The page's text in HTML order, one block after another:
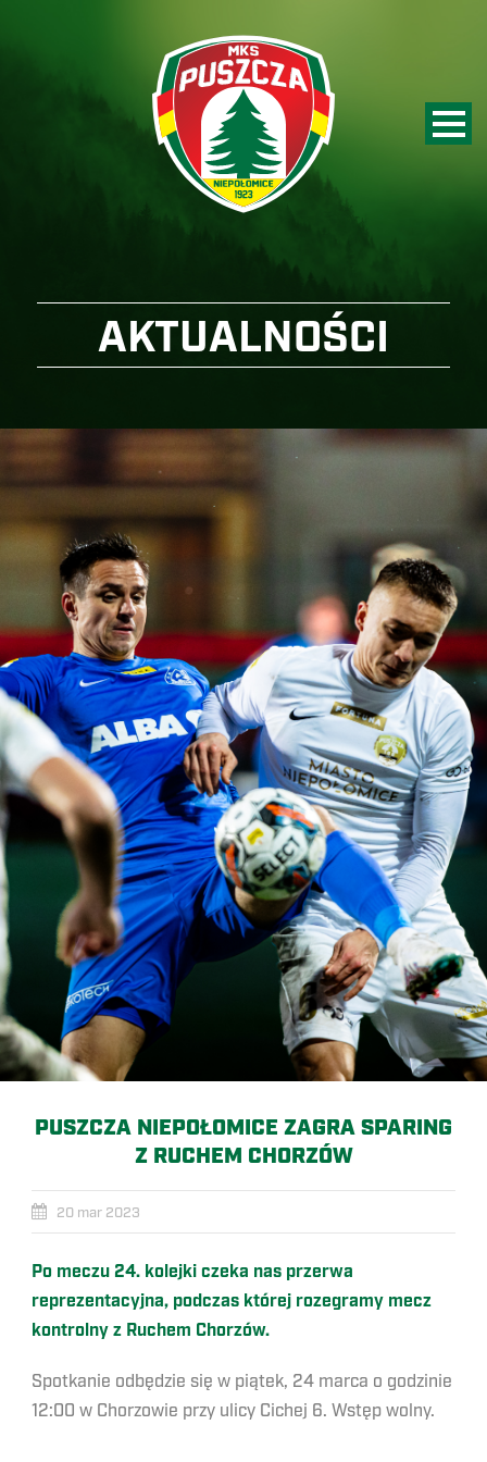
AKTUALNOŚCI
PUSZCZA NIEPOŁOMICE ZAGRA SPARING
Z RUCHEM CHORZÓW
20 mar 2023
Po meczu 24. kolejki czeka nas przerwa
reprezentacyjna, podczas której rozegramy mecz
kontrolny z Ruchem Chorzów.
Spotkanie odbędzie się w piątek, 24 marca o godzinie
12:00 w Chorzowie przy ulicy Cichej 6. Wstęp wolny.